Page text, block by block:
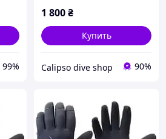
99%
1 800₴
Купить
Calipso dive shop 90%